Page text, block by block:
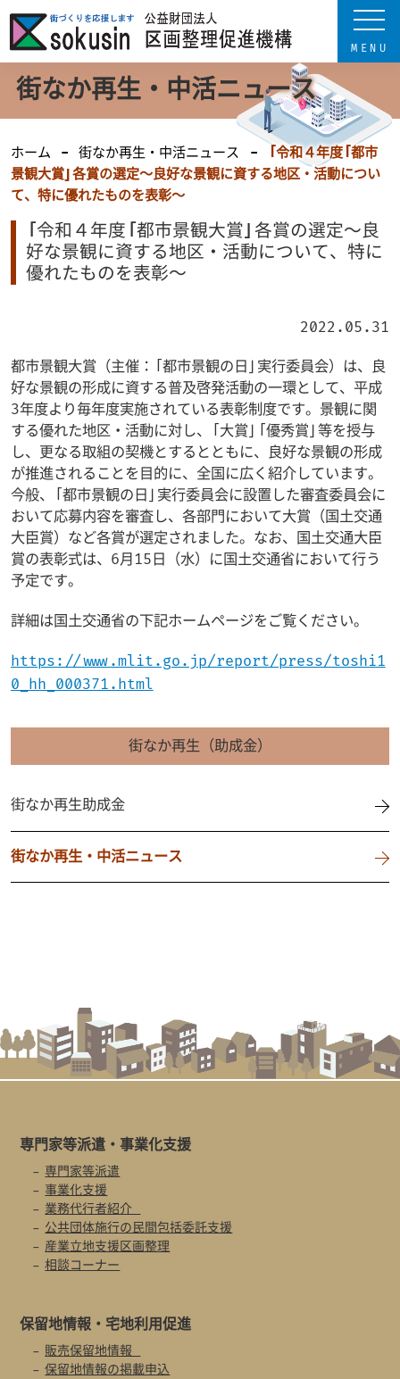
街なか再生・中活ニュース
ホーム 街なか再生・中活ニュース
「令和４年度「都市
景観大賞」各賞の選定～良好な景観に資する地区・活動につい
て、特に優れたものを表彰～
「令和４年度「都市景観大賞」各賞の選定～良
好な景観に資する地区・活動について、特に
優れたものを表彰～
2022.05.31
都市景観大賞（主催：｢都市景観の日｣実行委員会）は、良
好な景観の形成に資する普及啓発活動の一環として、平成
3年度より毎年度実施されている表彰制度です。景観に関
する優れた地区・活動に対し、｢大賞」｢優秀賞｣等を授与
し、更なる取組の契機とするとともに、良好な景観の形成
が推進されることを目的に、全国に広く紹介しています。
今般、｢都市景観の日｣実行委員会に設置した審査委員会に
おいて応募内容を審査し、各部門において大賞（国土交通
大臣賞）など各賞が選定されました。なお、国土交通大臣
賞の表彰式は、6月15日（水）に国土交通省において行う
予定です。
詳細は国土交通省の下記ホームページをご覧ください。
https://www.mlit.go.jp/report/press/toshi1
0_hh_000371.html
街なか再生（助成金）
街なか再生助成金
街なか再生・中活ニュース
専門家等派遣・事業化支援
専門家等派遣
事業化支援
業務代行者紹介
公共団体施行の民間包括委託支援
産業立地支援区画整理
相談コーナー
保留地情報・ 宅地利用促進
販売保留地情報
保留地情報の掲載申込